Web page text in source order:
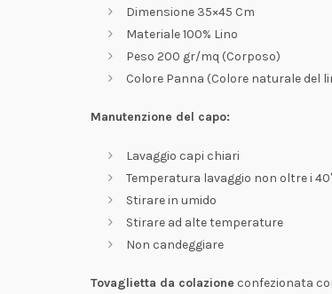
Dimensione 35×45 Cm
Materiale 100% Lino
Peso 200 gr/mq (Corposo)
Colore Panna (Colore naturale del
Manutenzione del capo:
Lavaggio capi chiari
Temperatura lavaggio non oltre i
Stirare in umido
Stirare ad alte temperature
Non candeggiare
Tovaglietta da colazione confezionata